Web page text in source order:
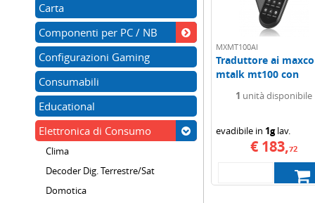
MXMT100AI
Traduttore ai
mtalk mt100 con
1 unità disponibile
evadibile in 1glav.
€ 183,72
Carta
Componenti per PC / NB
Configurazioni Gaming
Consumabili
Educational
Elettronica di Consumo
Clima
Decoder Dig. Terrestre/Sat
Domotica